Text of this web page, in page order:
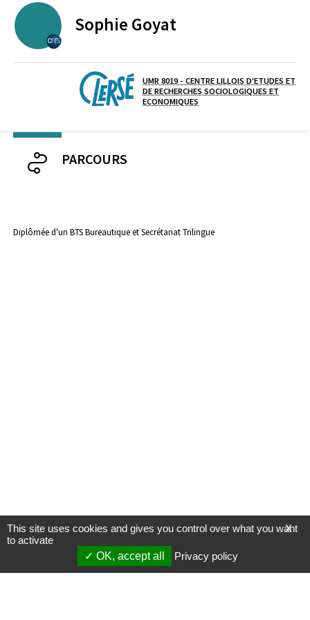
CENTRE NATIONAL DE LA RECHERCHE SCIENTIFIQUE
Sophie Goyat
Laboratoire / équipe
UMR 8019 - CENTRE LILLOIS D'ETUDES ET
DE RECHERCHES SOCIOLOGIQUES ET
ECONOMIQUES
PARCOURS
Diplômée d'un BTS Bureautique et Secrétariat Trilingue
X
This site uses cookies and gives you control over what you want
to activate
OK, accept all
Privacy policy